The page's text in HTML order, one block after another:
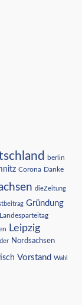
berlin
Corona Danke
dieZeitung
Gründung
Landesparteitag
Leipzig
Nordsachsen
Vorstand Wahl